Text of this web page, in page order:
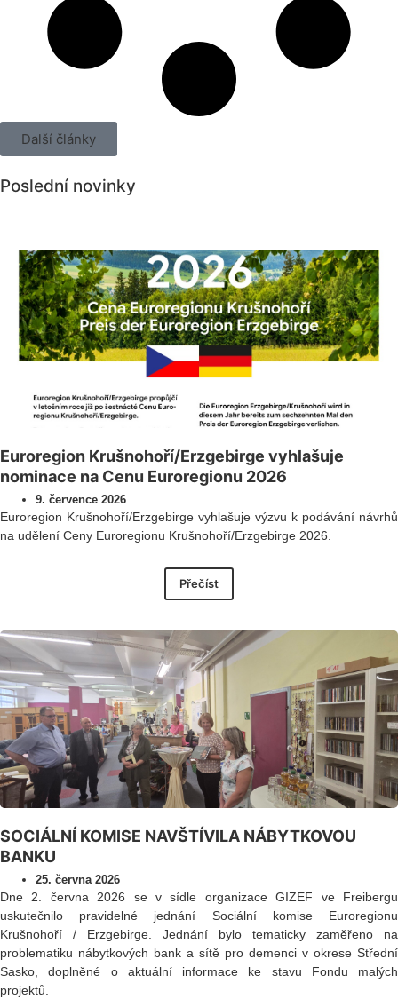
Další články
Poslední novinky
Euroregion Krušnohoří/Erzgebirge vyhlašuje
nominace na Cenu Euroregionu 2026
9. července 2026
Euroregion Krušnohoří/Erzgebirge vyhlašuje výzvu k podávání návrhů
na udělení Ceny Euroregionu Krušnohoří/Erzgebirge 2026.
Přečíst
SOCIÁLNÍ KOMISE NAVŠTÍVILA NÁBYTKOVOU
BANKU
25. června 2026
Dne 2. června 2026 se v sídle organizace GIZEF ve Freibergu
uskutečnilo pravidelné jednání Sociální komise Euroregionu
Krušnohoří / Erzgebirge. Jednání bylo tematicky zaměřeno na
problematiku nábytkových bank a sítě pro demenci v okrese Střední
Sasko, doplněné o aktuální informace ke stavu Fondu malých
projektů.